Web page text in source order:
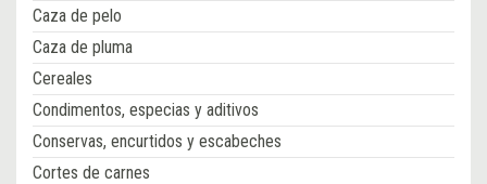
Caza de pelo
Caza de pluma
Cereales
Condimentos, especias y aditivos
Conservas, encurtidos y escabeches
Cortes de carnes